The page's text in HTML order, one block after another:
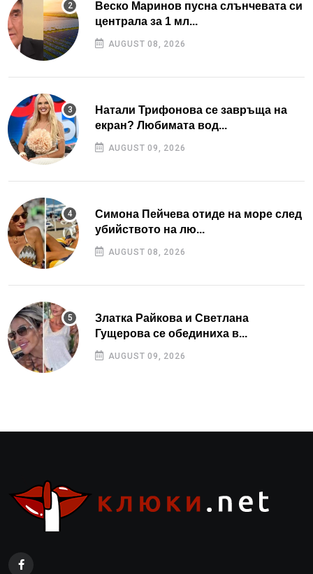
Веско Маринов пусна слънчевата си
централа за 1 мл...
AUGUST 08, 2026
Натали Трифонова се завръща на
екран? Любимата вод...
AUGUST 09, 2026
Симона Пейчева отиде на море след
убийството на лю...
AUGUST 08, 2026
Златка Райкова и Светлана
Гущерова се обединиха в...
AUGUST 09, 2026